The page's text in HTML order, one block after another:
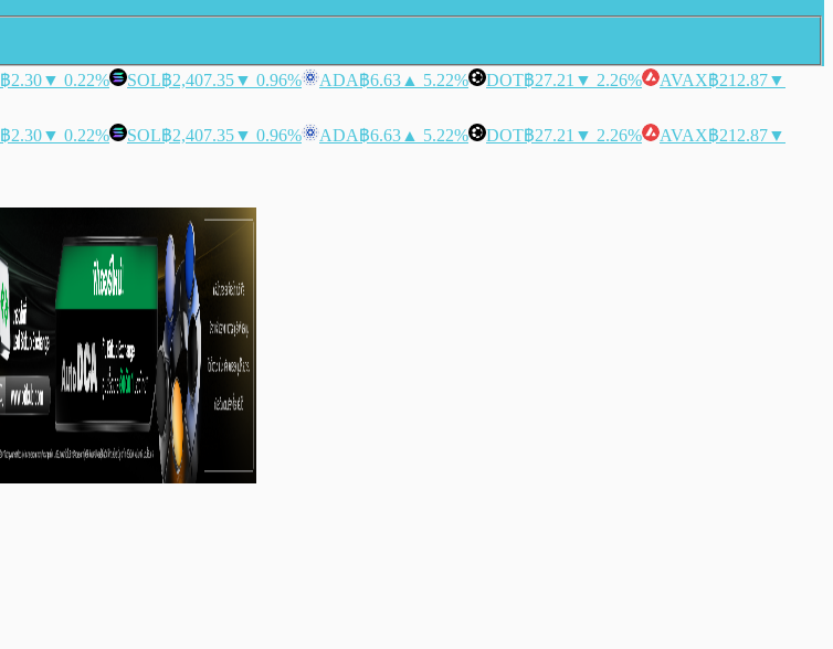
฿2.30▼ 0.22% SOL฿2,407.35▼ 0.96% ADA฿6.63 ▲ 5.22% DOT฿27.21 ▼ 2.26% AVAX฿212.87▼
฿2.30▼ 0.22% SOL฿2,407.35▼ 0.96% ADA฿6.63 ▲ 5.22% DOT฿27.21 ▼ 2.26% AVAX฿212.87▼